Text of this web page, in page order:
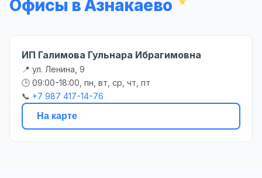
Офисы в Азнакаево
ИП Галимова Гульнара Ибрагимовна
📍 ул. Ленина, 9
🕒 09:00-18:00, пн, вт, ср, чт, пт
📞 +7 987 417-14-76
На карте